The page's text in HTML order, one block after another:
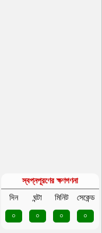
স্বপ্নপূরণের ক্ষণগণনা
দিন
ঘন্টা মিনিট
সেকেন্ড
০
০ ০ ০